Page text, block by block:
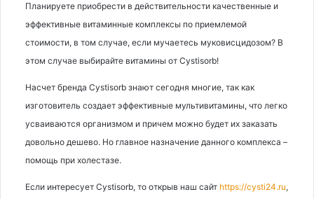
Планируете приобрести в действительности качественные и
эффективные витаминные комплексы по приемлемой
стоимости, в том случае, если мучаетесь муковисцидозом? В
этом случае выбирайте витамины от Cystisorb!
Насчет бренда Cystisorb знают сегодня многие, так как
изготовитель создает эффективные мультивитамины, что легко
усваиваются организмом и причем можно будет их заказать
довольно дешево. Но главное назначение данного комплекса –
помощь при холестазе.
Если интересует Cystisorb, то открыв наш сайт https://cysti24.ru,